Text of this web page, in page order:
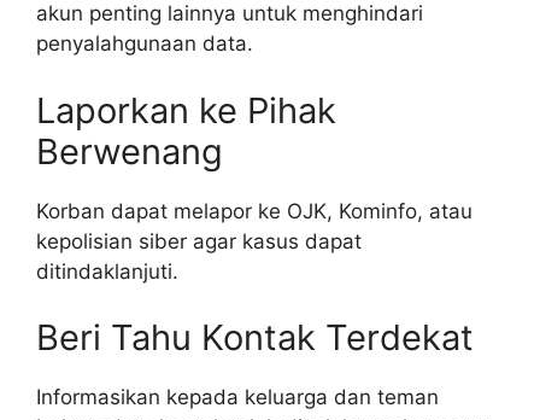
akun penting lainnya untuk menghindari
penyalahgunaan data.
Laporkan ke Pihak
Berwenang
Korban dapat melapor ke OJK, Kominfo, atau
kepolisian siber agar kasus dapat
ditindaklanjuti.
Beri Tahu Kontak Terdekat
Informasikan kepada keluarga dan teman